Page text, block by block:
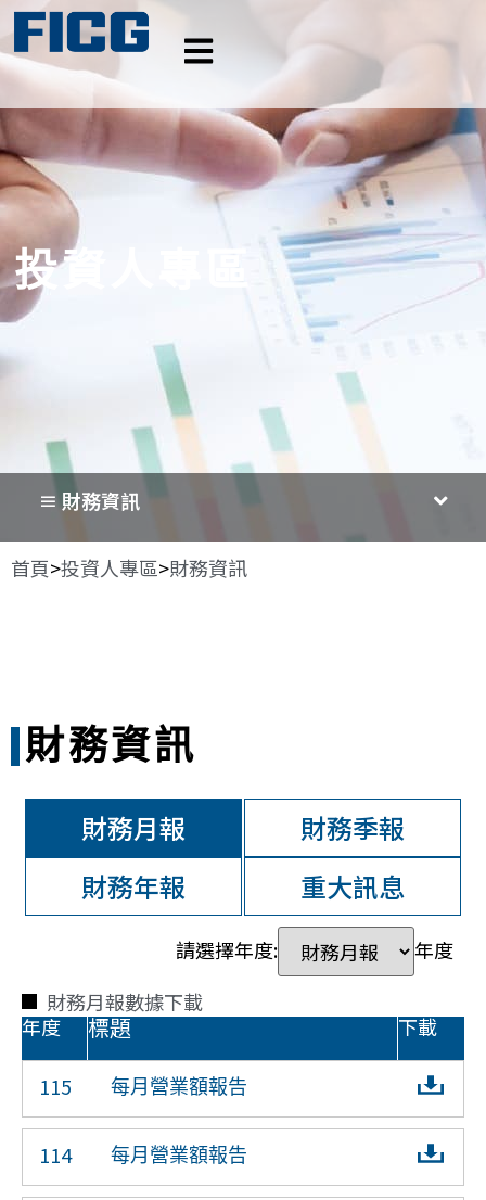
投資人專區
≡ 財務資訊
首頁>投資人專區>財務資訊
財務資訊
財務月報
財務季報
財務年報
重大訊息
請選擇年度:
年度
財務月報數據下載
年度
標題 下載
115 每月營業額報告
114 每月營業額報告